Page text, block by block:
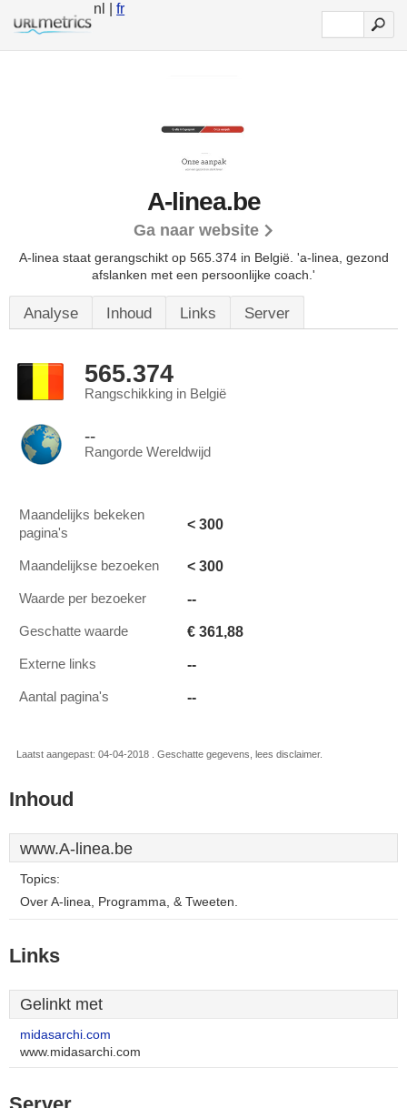
nl |fr
A-linea.be
Ga naar website
A-linea staat gerangschikt op 565.374 in België. 'a-linea, gezond
afslanken met een persoonlijke coach.'
Analyse Inhoud Links Server
565.374
Rangschikking in België
--
Rangorde Wereldwijd
Maandelijks bekeken
pagina's
< 300
Maandelijkse bezoeken < 300
Waarde per bezoeker --
Geschatte waarde € 361,88
Externe links --
Aantal pagina's --
Laatst aangepast: 04-04-2018 . Geschatte gegevens, lees disclaimer.
Inhoud
www.A-linea.be
Topics:
Over A-linea, Programma, & Tweeten.
Links
Gelinkt met
midasarchi.com
www.midasarchi.com